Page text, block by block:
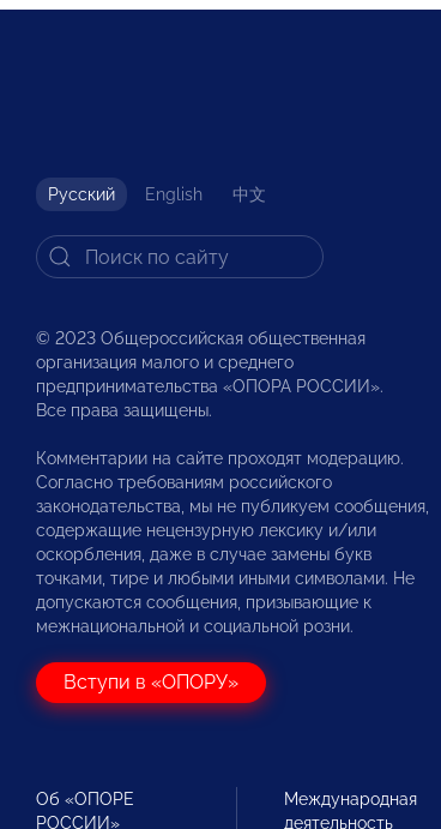
Русский English 中文
© 2023 Общероссийская общественная
организация малого и среднего
предпринимательства «ОПОРА РОССИИ».
Все права защищены.
Комментарии на сайте проходят модерацию.
Согласно требованиям российского
законодательства, мы не публикуем сообщения,
содержащие нецензурную лексику и/или
оскорбления, даже в случае замены букв
точками, тире и любыми иными символами. Не
допускаются сообщения, призывающие к
межнациональной и социальной розни.
Вступи в «ОПОРУ»
Об «ОПОРЕ
РОССИИ»
Международная
деятельность